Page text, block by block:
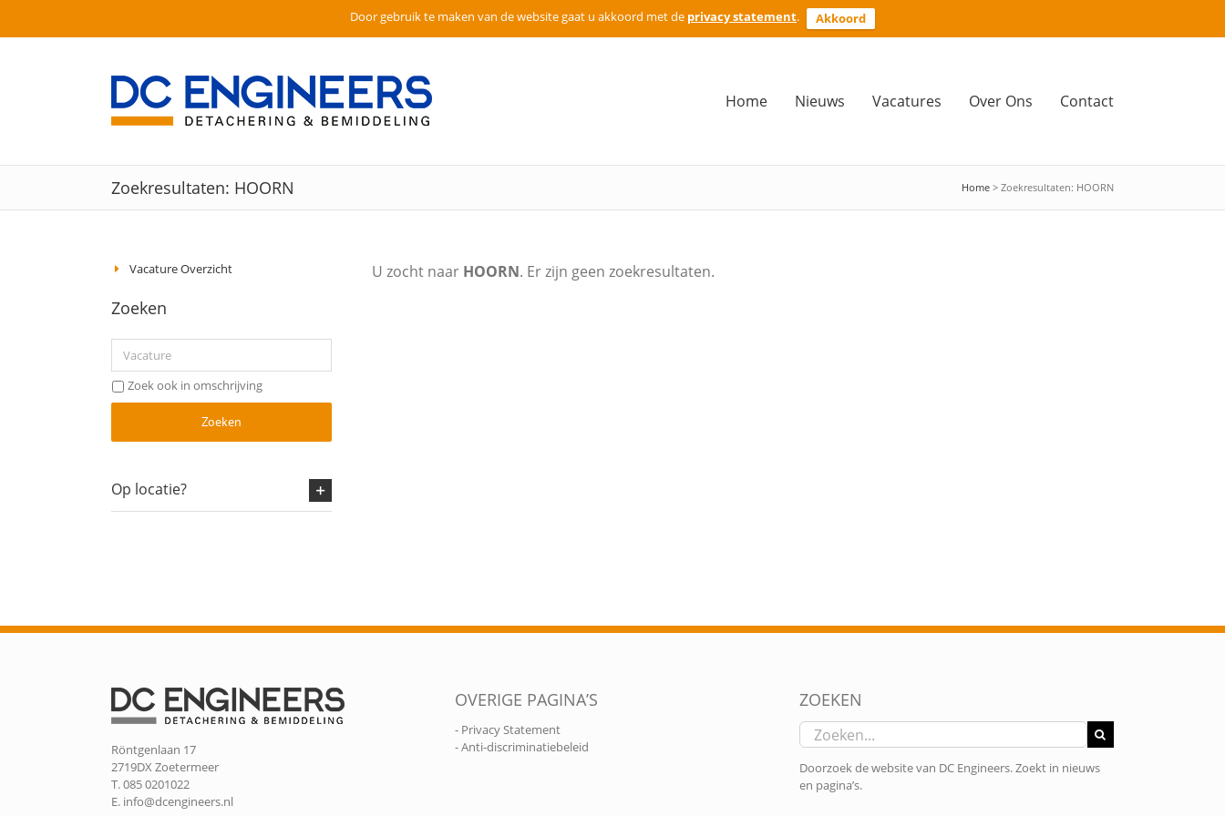
Door gebruik te maken van de website gaat u akkoord met de privacy statement.
Akkoord
Ga
Home Nieuws Vacatures Over Ons Contact
Zoekresultaten: HOORN Home > Zoekresultaten: HOORN
Vacature Overzicht
Zoeken
Zoek ook in omschrijving
Zoeken
Op locatie?
U zocht naar HOORN. Er zijn geen zoekresultaten.
Röntgenlaan 17
2719DX Zoetermeer
T. 085 0201022
E. info@dcengineers.nl
OVERIGE PAGINA’S
- Privacy Statement
- Anti-discriminatiebeleid
ZOEKEN
Zoeken
naar:
Doorzoek de website van DC Engineers. Zoekt in nieuws
en pagina’s.